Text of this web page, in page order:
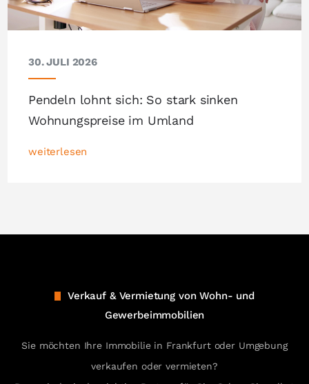
30. JULI 2026
Pendeln lohnt sich: So stark sinken
Wohnungspreise im Umland
weiterlesen
Verkauf & Vermietung von Wohn- und
Gewerbeimmobilien
Sie möchten Ihre Immobilie in Frankfurt oder Umgebung
verkaufen oder vermieten?